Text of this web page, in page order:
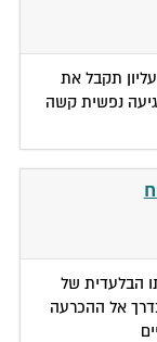
תקבל את
נפשית קשה
הבלעדית של
אל ההכרעה